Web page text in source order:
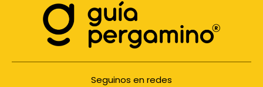
Seguinos en redes